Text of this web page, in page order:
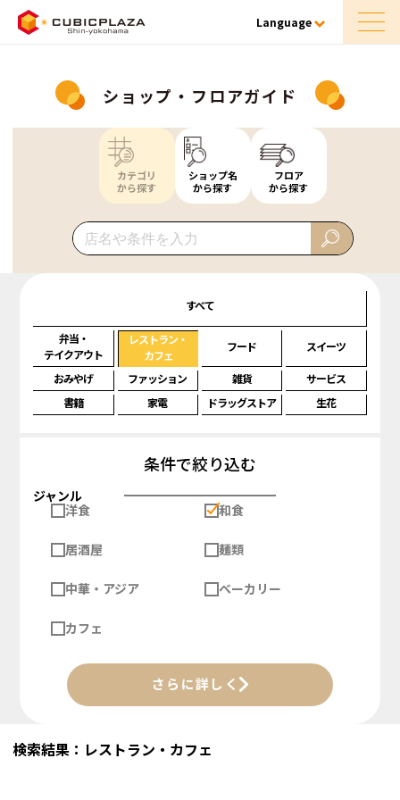
Language
ショップ・フロアガイド
カテゴリ
から探す
ショップ名
から探す
フロア
から探す
すべて
弁当・
テイクアウト
レストラン・
カフェ
フード スイーツ
おみやげ ファッション 雑貨
サービス
書籍
家電 ドラッグストア 生花
条件で絞り込む
ジャンル
洋食
和食
居酒屋 麺類
中華・アジア ベーカリー
カフェ
さらに詳しく
検索結果：レストラン・カフェ